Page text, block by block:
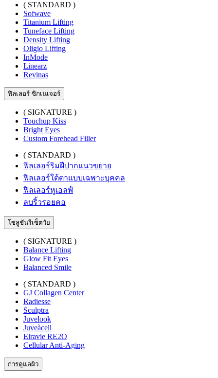
( STANDARD )
Sofwave
Titanium Lifting
Tuneface Lifting
Density Lifting
Oligio Lifting
InMode
Linearz
Revinas
ฟิลเลอร์ ซิกเนเจอร์
( SIGNATURE )
Touchup Kiss
Bright Eyes
Custom Forehead Filler
( STANDARD )
ฟิลเลอร์ริมฝีปากแนวขยาย
ฟิลเลอร์ใต้ตาแบบเฉพาะบุคคล
ฟิลเลอร์หูเอลฟ์
ลบริ้วรอยคอ
โซลูชันรีเซ็ตวัย
( SIGNATURE )
Balance Lifting
Glow Fit Eyes
Balanced Smile
( STANDARD )
GJ Collagen Center
Radiesse
Sculptra
Juvelook
Juveàcell
Elravie RE2O
Cellular Anti-Aging
การดูแลผิว